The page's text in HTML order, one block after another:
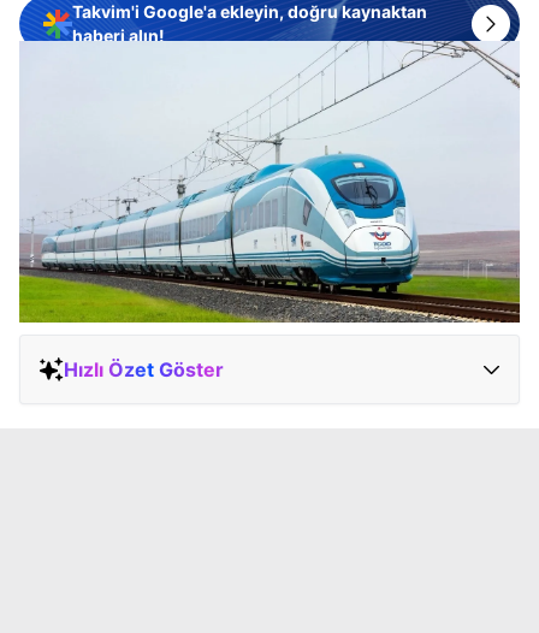
Takvim'i Google'a ekleyin, doğru kaynaktan
haberi alın!
Hızlı Özet Göster